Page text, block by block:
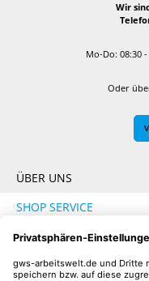
Wir
Mo-Do: 08:30
Oder
ÜBER UNS
SHOP SERVICE
INFORMATION
SICHER EINKAUFEN